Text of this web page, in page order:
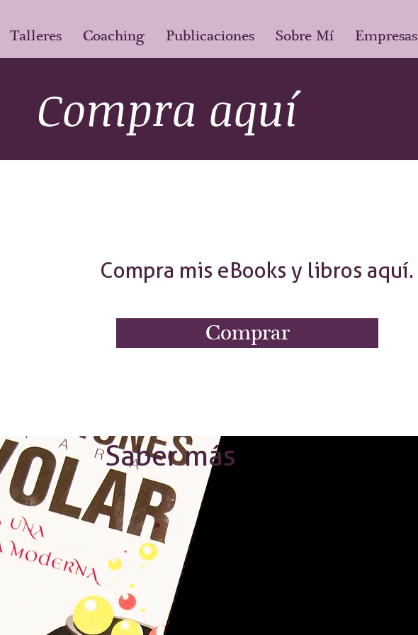
Talleres Coaching Publicaciones Sobre Mí Empresas
Compra aquí
Compra mis eBooks y libros aquí.
Comprar
Saber más